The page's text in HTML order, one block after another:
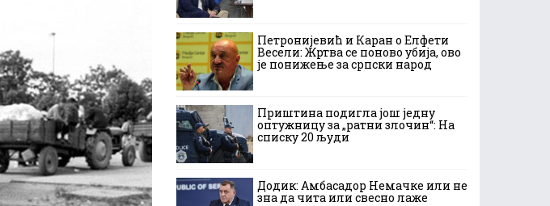
Петронијевић и Каран о Елфети
Весели: Жртва се поново убија, ово
је понижење за српски народ
Приштина подигла још једну
оптужницу за „ратни злочин“: На
списку 20 људи
Додик: Амбасадор Немачке или не
зна да чита или свесно лаже